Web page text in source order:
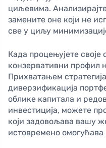
циљевима.
замените оне који не
све у циљу
Када процењујете своје
конзервативни профил
Прихватањем
диверзификација
облике капитала и
инвестиција, можете
који задовољава вашу
истовремено